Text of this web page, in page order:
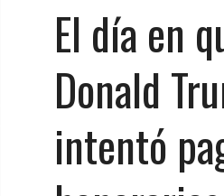
El día en
Donald
intentó